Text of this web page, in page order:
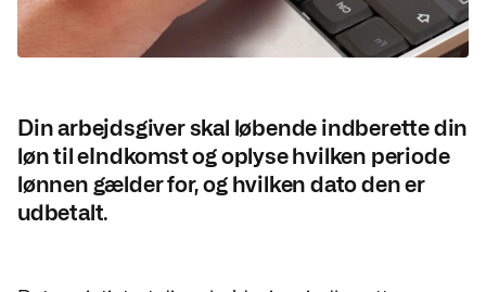
Din arbejdsgiver skal løbende indberette din
løn til eIndkomst og oplyse hvilken periode
lønnen gælder for, og hvilken dato den er
udbetalt.